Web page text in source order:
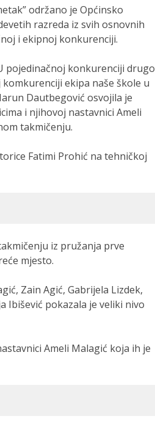
održano je Općinsko
razreda iz svih osnovnih
i ekipnoj konkurenciji.
pojedinačnoj konkurenciji drugo
ekipa naše škole u
Dautbegović osvojila je
i njihovoj nastavnici Ameli
takmičenju.
Fatimi Prohić na tehničkoj
iz pružanja prve
mjesto.
Zain Agić, Gabrijela Lizdek,
Ibišević pokazala je veliki nivo
Ameli Malagić koja ih je